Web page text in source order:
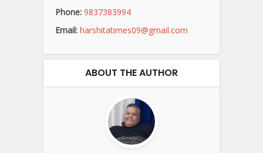
Phone: 9837383994
Email: harshitatimes09@gmail.com
ABOUT THE AUTHOR